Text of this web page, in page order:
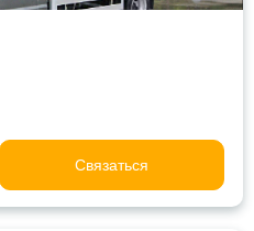
Связаться